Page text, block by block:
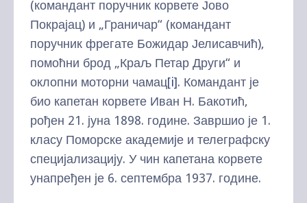
(командант поручник корвете Јово
Покрајац) и „Граничар“ (командант
поручник фрегате Божидар Јелисавчић),
помоћни брод „Краљ Петар Други“ и
оклопни моторни чамац[i]. Командант је
био капетан корвете Иван Н. Бакотић,
рођен 21. јуна 1898. године. Завршио је 1.
класу Поморске академије и телеграфску
специјализацију. У чин капетана корвете
унапређен је 6. септембра 1937. године.